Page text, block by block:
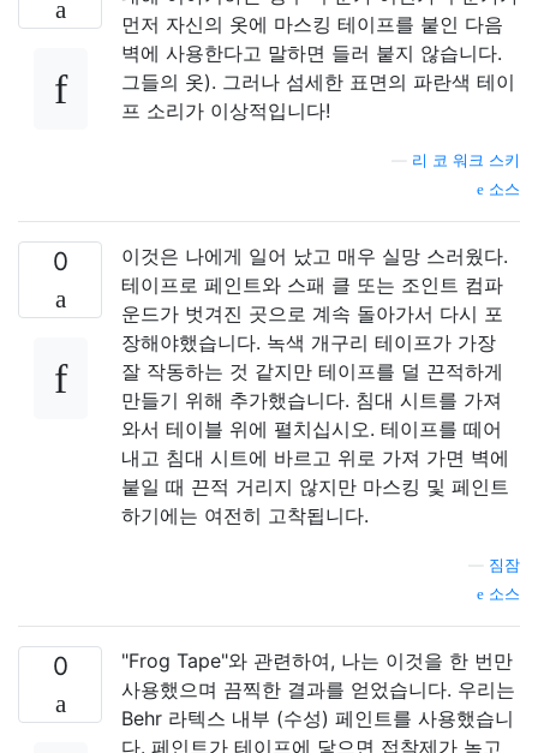
먼저 자신의 옷에 마스킹 테이프를 붙인 다음
벽에 사용한다고 말하면 들러 붙지 않습니다.
그들의 옷). 그러나 섬세한 표면의 파란색 테이
프 소리가 이상적입니다!
리 코 워크 스키
소스
0
이것은 나에게 일어 났고 매우 실망 스러웠다.
테이프로 페인트와 스패 클 또는 조인트 컴파
운드가 벗겨진 곳으로 계속 돌아가서 다시 포
장해야했습니다. 녹색 개구리 테이프가 가장
잘 작동하는 것 같지만 테이프를 덜 끈적하게
만들기 위해 추가했습니다. 침대 시트를 가져
와서 테이블 위에 펼치십시오. 테이프를 떼어
내고 침대 시트에 바르고 위로 가져 가면 벽에
붙일 때 끈적 거리지 않지만 마스킹 및 페인트
하기에는 여전히 고착됩니다.
짐잠
소스
0
"Frog Tape"와 관련하여, 나는 이것을 한 번만
사용했으며 끔찍한 결과를 얻었습니다. 우리는
Behr 라텍스 내부 (수성) 페인트를 사용했습니
다. 페인트가 테이프에 닿으면 접착제가 녹고